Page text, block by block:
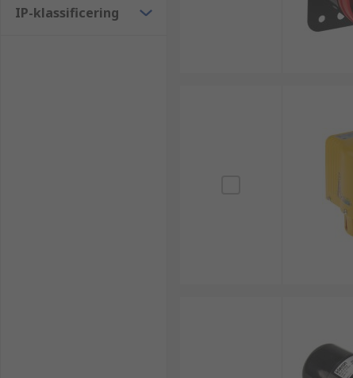
IP-klassificering